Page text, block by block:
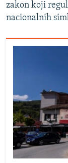
zakon koji
nacionalnih